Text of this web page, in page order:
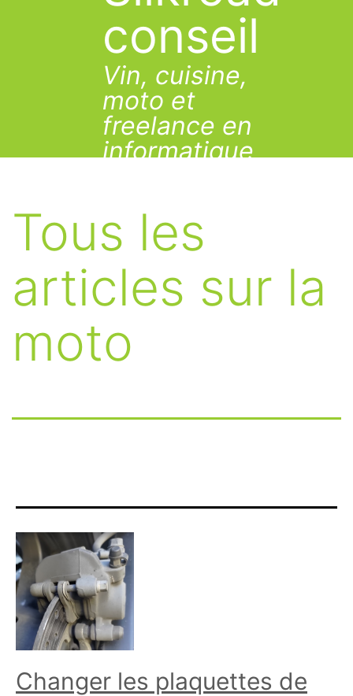
conseil
Vin, cuisine,
moto et
freelance en
informatique
Tous les
articles sur la
moto
Changer les plaquettes de